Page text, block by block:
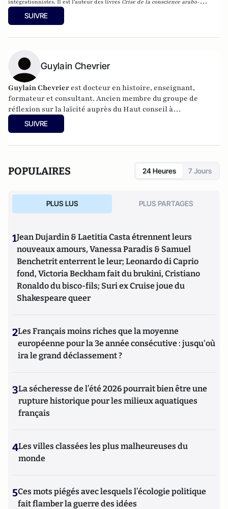
intégrationnistes. Il est l'auteur des livres Crise de la conscience arabo-
musulmane, pour la Fondation pour l'innovation politique (Fondapol),
France-Islam le choc des préjugés
à l’origine de l’émergence de l’islamisme.
SUIVRE
Guylain Chevrier
Guylain Chevrier est docteur en histoire, enseignant,
formateur et consultant. Ancien membre du groupe de
réflexion sur la laïcité auprès du Haut conseil à
l’intégration. Dernier ouvrage :
travail social,L’Harmattan, sous la direction de Guylain
SUIVRE
POPULAIRES 24 Heures 7 Jours
PLUS LUS PLUS PARTAGES
1Jean Dujardin & Laetitia Casta étrennent leurs
nouveaux amours, Vanessa Paradis & Samuel
Benchetrit enterrent le leur; Leonardo di Caprio
fond, Victoria Beckham fait du brukini, Cristiano
Ronaldo du bisco-fils; Suri ex Cruise joue du
Shakespeare queer
2Les Français moins riches que la moyenne
européenne pour la 3e année consécutive : jusqu'où
ira le grand déclassement ?
3La sécheresse de l’été 2026 pourrait bien être une
rupture historique pour les milieux aquatiques
français
4Les villes classées les plus malheureuses du
monde
5Ces mots piégés avec lesquels l’écologie politique
fait flamber la guerre des idées